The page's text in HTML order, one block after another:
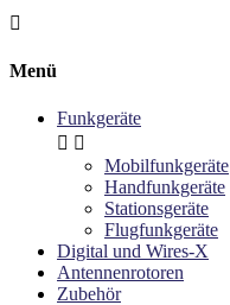

Menü
Funkgeräte
 
Mobilfunkgeräte
Handfunkgeräte
Stationsgeräte
Flugfunkgeräte
Digital und Wires-X
Antennenrotoren
Zubehör